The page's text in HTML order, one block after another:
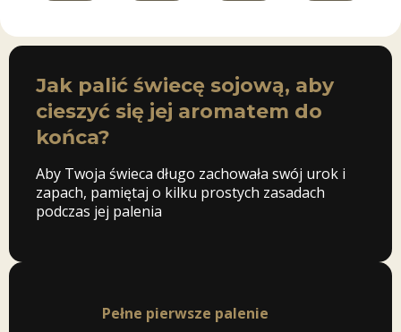
Jak palić świecę sojową, aby
cieszyć się jej aromatem do
końca?
Aby Twoja świeca długo zachowała swój urok i
zapach, pamiętaj o kilku prostych zasadach
podczas jej palenia
Pełne pierwsze palenie